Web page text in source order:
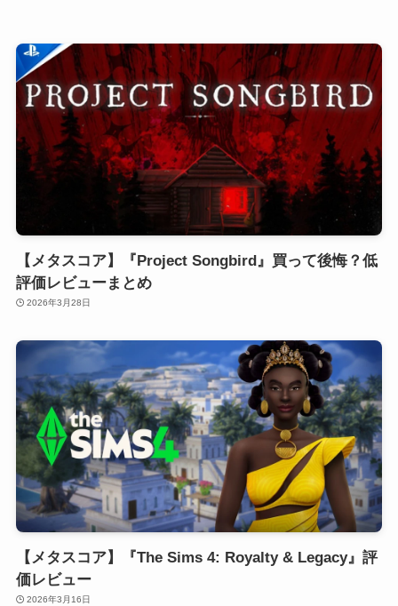
【メタスコア】『Project Songbird』買って後悔？低
評価レビューまとめ
2026年3月28日
【メタスコア】『The Sims 4: Royalty & Legacy』評
価レビュー
2026年3月16日